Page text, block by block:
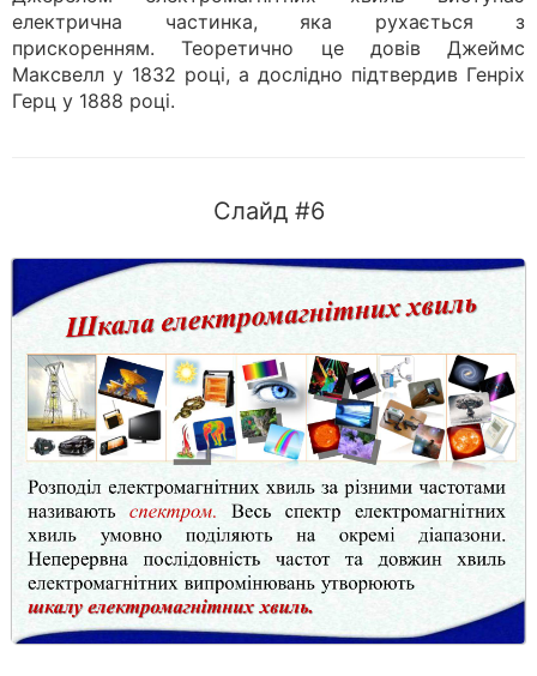
електрична частинка, яка рухається з
прискоренням. Теоретично це довів Джеймс
Максвелл у 1832 році, а дослідно підтвердив Генріх
Герц у 1888 році.
Слайд #6